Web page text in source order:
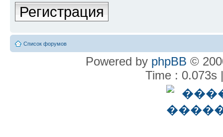
Регистрация
Список форумов
Powered by phpBB ©
Time : 0.073s